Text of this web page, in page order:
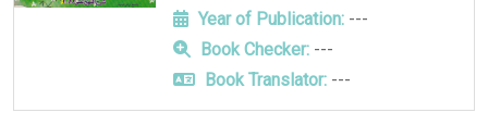
Year of Publication:---
Book Checker:---
Book Translator:---